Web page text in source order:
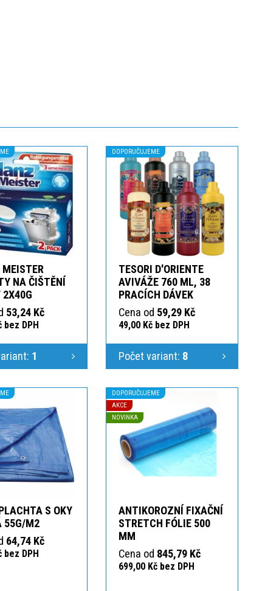
NA ČIŠTĚNÍ
2X40G
53,24 Kč
bez DPH
1
DOPORUČUJEME
TESORI D'ORIENTE
AVIVÁŽE 760 ML, 38
PRACÍCH DÁVEK
Cena od 59,29 Kč
49,00 Kč bez DPH
Počet variant: 8
S OKY
55G/M2
64,74 Kč
bez DPH
DOPORUČUJEME
AKCE
NOVINKA
ANTIKOROZNÍ FIXAČNÍ
STRETCH FÓLIE 500
MM
Cena od 845,79 Kč
699,00 Kč bez DPH